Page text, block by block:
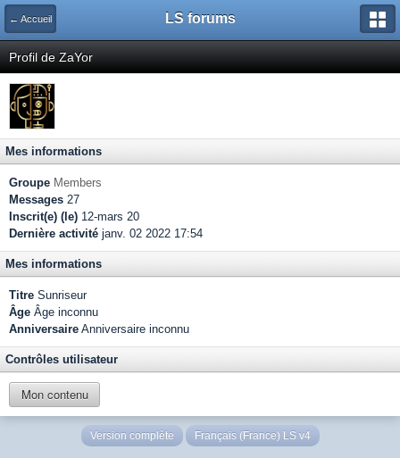
← Accueil LS forums
Profil de ZaYor
Mes informations
Groupe Members
Messages 27
Inscrit(e) (le) 12-mars 20
Dernière activité janv. 02 2022 17:54
Mes informations
Titre Sunriseur
Âge Âge inconnu
Anniversaire Anniversaire inconnu
Contrôles utilisateur
Mon contenu
Version complète Français (France) LS v4